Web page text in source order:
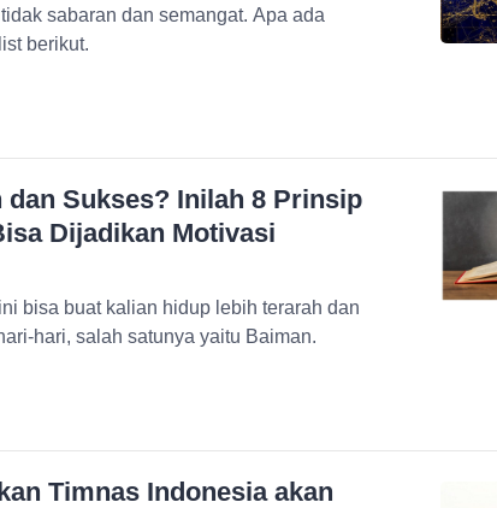
sabaran dan semangat. Apa ada
berikut.
dan Sukses? Inilah 8 Prinsip
Dijadikan Motivasi
bisa buat kalian hidup lebih terarah dan
hari, salah satunya yaitu Baiman.
Timnas Indonesia akan